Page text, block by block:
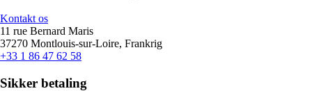
Kontakt os
11 rue Bernard Maris
37270 Montlouis-sur-Loire, Frankrig
+33 1 86 47 62 58
Sikker betaling